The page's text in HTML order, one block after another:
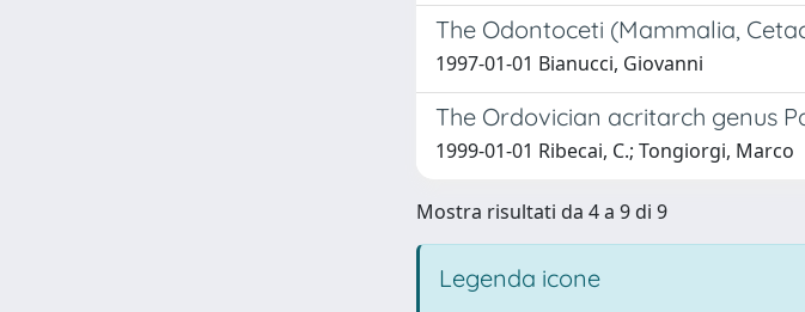
The Odontoceti (Mammalia,
1997-01-01 Bianucci, Giovanni
The Ordovician acritarch genus
1999-01-01 Ribecai, C.; Tongiorgi, Marco
Mostra risultati da 4 a 9 di 9
Legenda icone